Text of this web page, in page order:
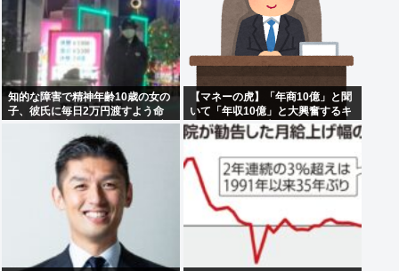
知的な障害で精神年齢10歳の女の
子、彼氏に毎日2万円渡すよう命
じられ、暴力を恐れ連日売春。客
の82歳を殺害し逮捕
【マネーの虎】「年商10億」と聞
いて「年収10億」と大興奮するキ
ッズに教えたい大人のリアル